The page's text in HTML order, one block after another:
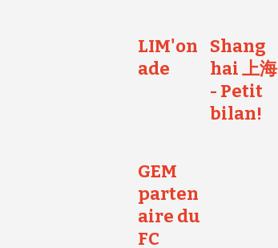
LIM'on
ade
Shang
hai 上海
- Petit
bilan!
GEM
parten
aire du
FC